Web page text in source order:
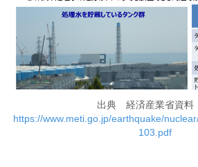
出典 経済産業省資
https://www.meti.go.jp/earthquake/
103.pdf